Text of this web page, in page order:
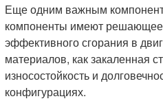
Еще одним важным
компоненты имеют решающее
эффективного сгорания в
материалов, как закаленная
износостойкость и
конфигурациях.